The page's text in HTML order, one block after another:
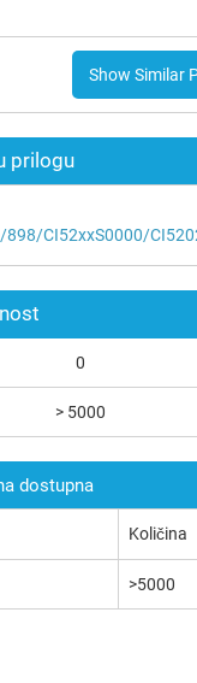
Show Similar
prilogu
CI52xxS0000/
0
> 5000
dostupna
Količina
>5000